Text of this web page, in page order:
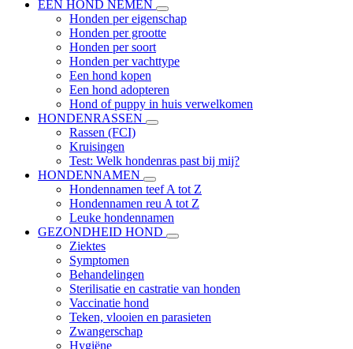
EEN HOND NEMEN
Honden per eigenschap
Honden per grootte
Honden per soort
Honden per vachttype
Een hond kopen
Een hond adopteren
Hond of puppy in huis verwelkomen
HONDENRASSEN
Rassen (FCI)
Kruisingen
Test: Welk hondenras past bij mij?
HONDENNAMEN
Hondennamen teef A tot Z
Hondennamen reu A tot Z
Leuke hondennamen
GEZONDHEID HOND
Ziektes
Symptomen
Behandelingen
Sterilisatie en castratie van honden
Vaccinatie hond
Teken, vlooien en parasieten
Zwangerschap
Hygiëne